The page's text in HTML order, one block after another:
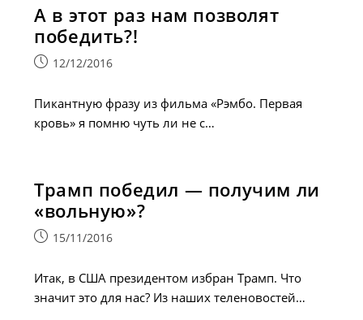
А в этот раз нам позволят
победить?!
Запись12/12/2016
Пикантную фразу из фильма «Рэмбо. Первая
кровь» я помню чуть ли не с…
Трамп победил — получим ли
«вольную»?
Запись15/11/2016
Итак, в США президентом избран Трамп. Что
значит это для нас? Из наших теленовостей…